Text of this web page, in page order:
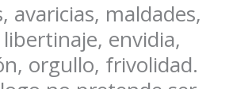
avaricias, maldades,
envidia,
orgullo, frivolidad.